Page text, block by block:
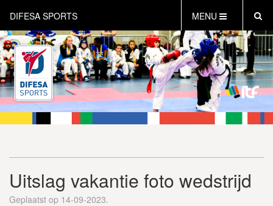
DIFESA SPORTS MENU
HOME
AKTUEEL
OVER DIFESA SPORTS
TAEKWON-DO
OPEN DUTCH
WEBSHOP
Uitslag vakantie foto wedstrijd
Geplaatst op 14-09-2023.